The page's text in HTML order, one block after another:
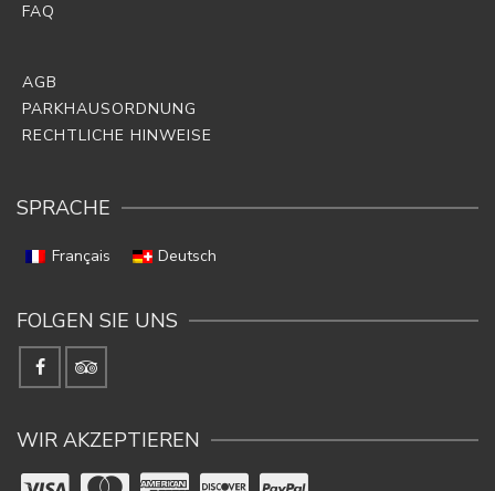
FAQ
AGB
PARKHAUSORDNUNG
RECHTLICHE HINWEISE
SPRACHE
Français Deutsch
FOLGEN SIE UNS
WIR AKZEPTIEREN